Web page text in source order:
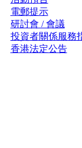
電郵提示
研討會 / 會議
投資者關係服務
香港法定公告